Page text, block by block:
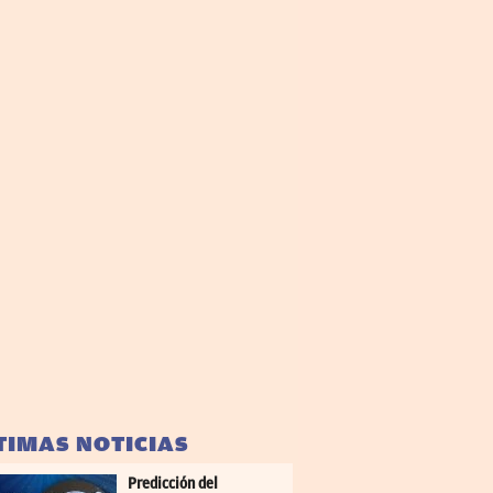
NOTICIAS
Predicción del